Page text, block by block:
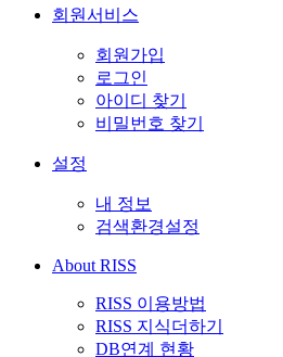
회원서비스
회원가입
로그인
아이디 찾기
비밀번호 찾기
설정
내 정보
검색환경설정
About RISS
RISS 이용방법
RISS 지식더하기
DB연계 현황